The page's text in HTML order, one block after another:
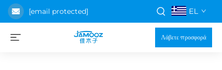
[email protected] EL
Λάβετε προσφορά